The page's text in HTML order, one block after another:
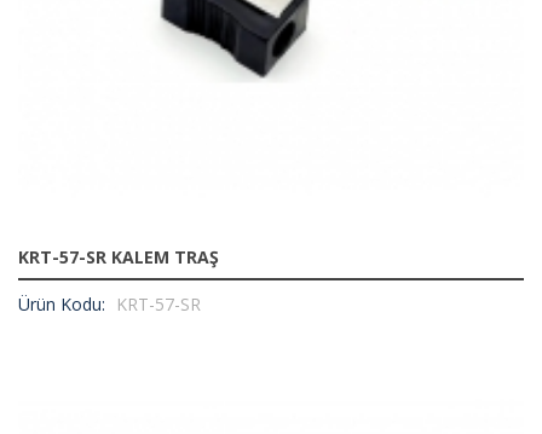
KRT-57-SR KALEM TRAŞ
Ürün Kodu: KRT-57-SR